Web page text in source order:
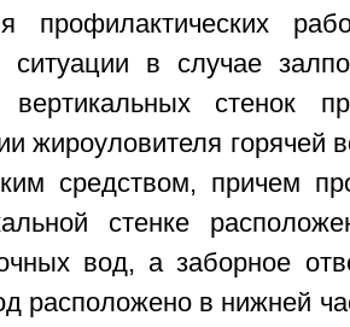
профилактических
ситуации в случае
стенок
жироуловителя горячей
средством, причем
стенке
вод, а заборное
расположено в нижней